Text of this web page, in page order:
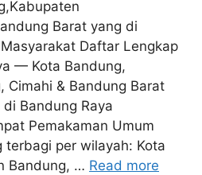
Barat yang di
Daftar Lengkap
— Kota Bandung,
Cimahi & Bandung Barat
Bandung Raya
Pemakaman Umum
terbagi per wilayah: Kota
Bandung, … Read more